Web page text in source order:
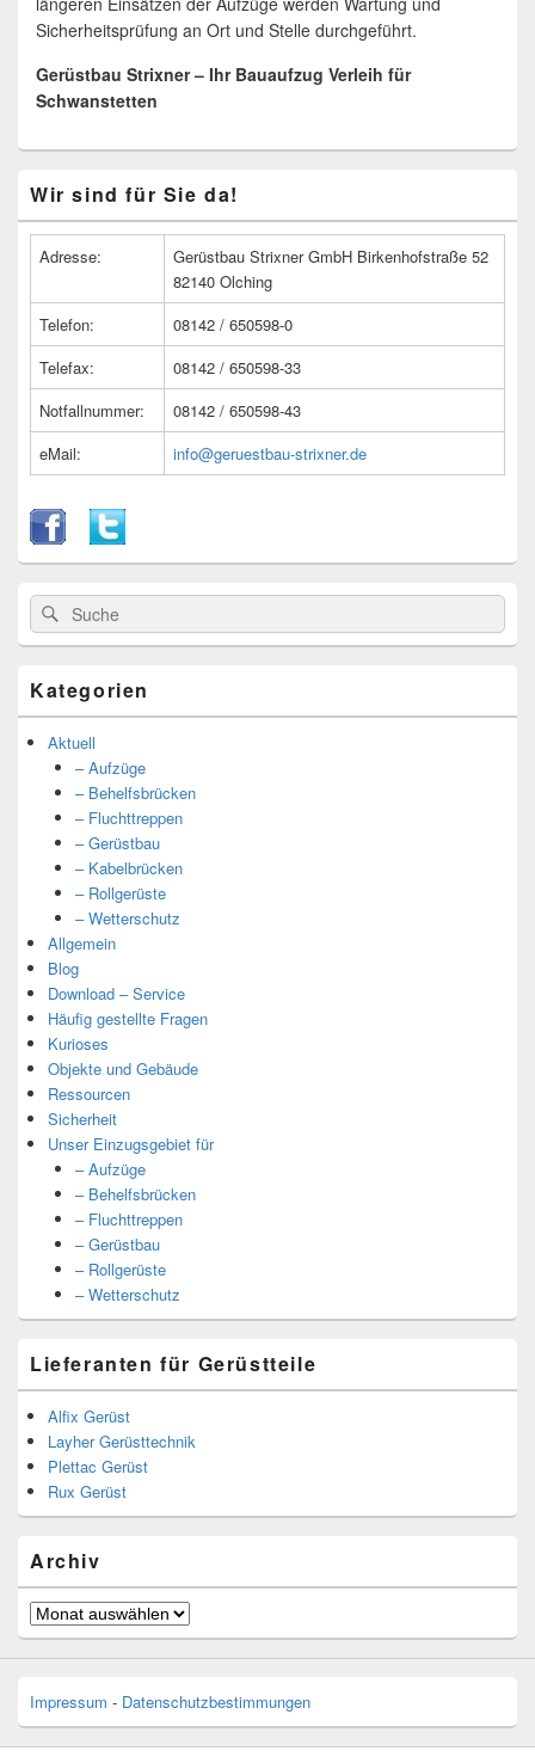
Sicherheitsprüfung an Ort und Stelle durchgeführt.
Gerüstbau Strixner – Ihr Bauaufzug Verleih für
Schwanstetten
Seitenleisten
Widget-
Wir sind für Sie da!
Adresse:
Gerüstbau Strixner GmbH Birkenhofstraße 52
82140 Olching
Telefon:
08142 / 650598-0
Telefax:
08142 / 650598-33
Notfallnummer:
08142 / 650598-43
eMail:
info@geruestbau-strixner.de
Suche
nach:
Suche
Kategorien
Aktuell
– Aufzüge
– Behelfsbrücken
– Fluchttreppen
– Gerüstbau
– Kabelbrücken
– Rollgerüste
– Wetterschutz
Allgemein
Blog
Download – Service
Häufig gestellte Fragen
Kurioses
Objekte und Gebäude
Ressourcen
Sicherheit
Unser Einzugsgebiet für
– Aufzüge
– Behelfsbrücken
– Fluchttreppen
– Gerüstbau
– Rollgerüste
– Wetterschutz
Lieferanten für Gerüstteile
Alfix Gerüst
Layher Gerüsttechnik
Plettac Gerüst
Rux Gerüst
Archiv
Archiv
Impressum - Datenschutzbestimmungen